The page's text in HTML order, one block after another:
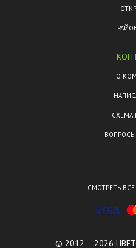
О
СХЕМА
СМОТРЕТЬ
© 2012 – 2026